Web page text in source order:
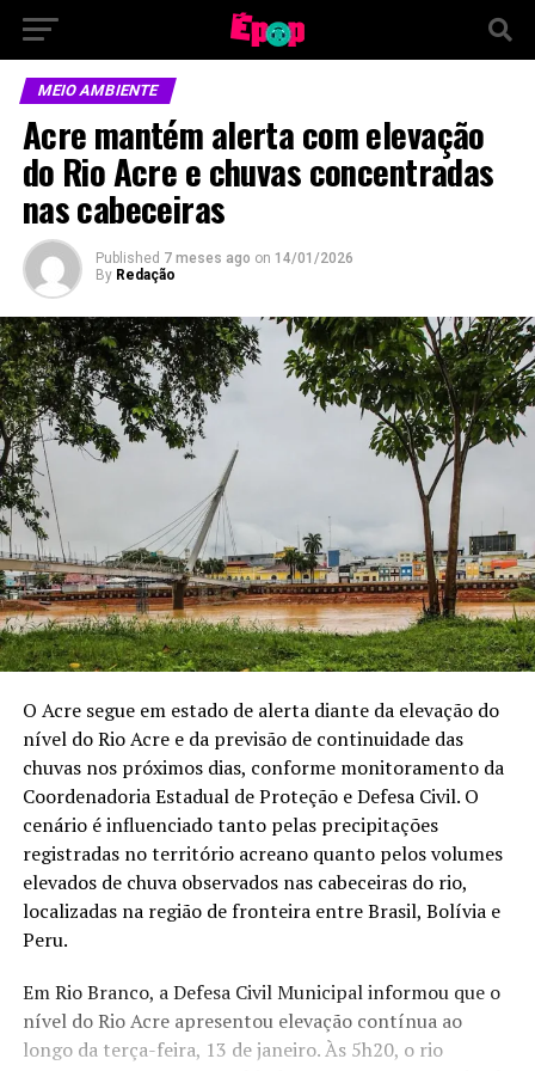
MEIO AMBIENTE
Acre mantém alerta com elevação
do Rio Acre e chuvas concentradas
nas cabeceiras
Published 7 meses ago on 14/01/2026
By Redação
O Acre segue em estado de alerta diante da elevação do
nível do Rio Acre e da previsão de continuidade das
chuvas nos próximos dias, conforme monitoramento da
Coordenadoria Estadual de Proteção e Defesa Civil. O
cenário é influenciado tanto pelas precipitações
registradas no território acreano quanto pelos volumes
elevados de chuva observados nas cabeceiras do rio,
localizadas na região de fronteira entre Brasil, Bolívia e
Peru.
Em Rio Branco, a Defesa Civil Municipal informou que o
nível do Rio Acre apresentou elevação contínua ao
longo da terça-feira, 13 de janeiro. Às 5h20, o rio